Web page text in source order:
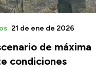
de máxima
condiciones
21 de ene de 2026